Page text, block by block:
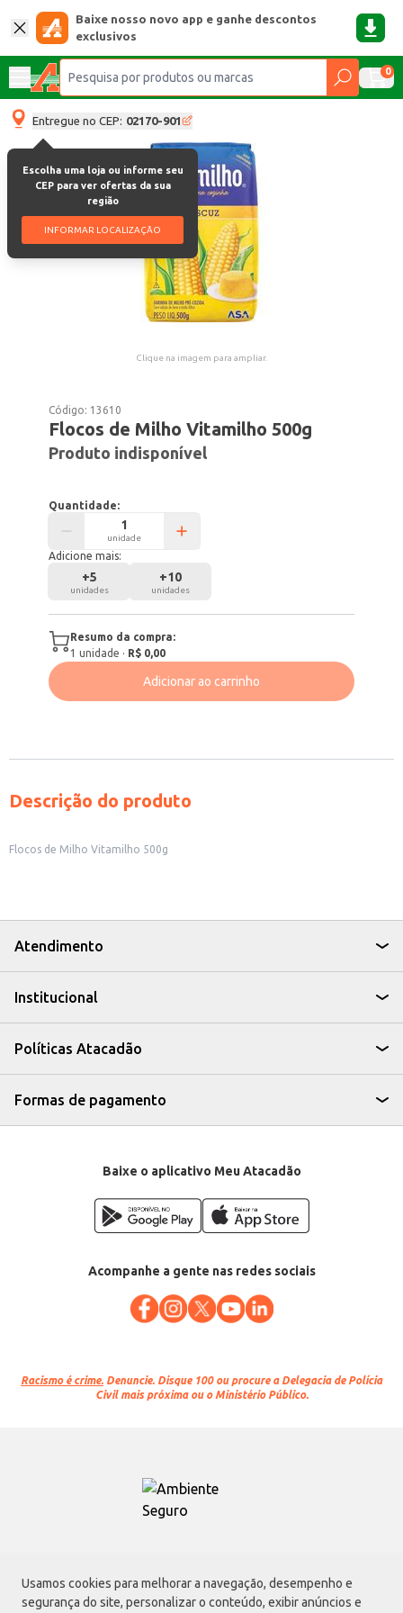
Usamos cookies para melhorar a navegação, desempenho e
segurança do site, personalizar o conteúdo, exibir anúncios e
Baixe nosso novo app e ganhe descontos
exclusivos
0
Entregue no CEP: 02170-901
Escolha uma loja ou informe seu
CEP para ver ofertas da sua
região
INFORMAR LOCALIZAÇÃO
Clique na imagem para ampliar.
Código: 13610
Flocos de Milho Vitamilho 500g
Produto indisponível
Quantidade:
unidade
Adicione mais:
+5
unidades
+10
unidades
Resumo da compra:
1 unidade · R$ 0,00
Adicionar ao carrinho
Descrição do produto
Flocos de Milho Vitamilho 500g
Atendimento
Institucional
Políticas Atacadão
Formas de pagamento
Baixe o aplicativo Meu Atacadão
Acompanhe a gente nas redes sociais
Racismo é crime. Denuncie. Disque 100 ou procure a Delegacia de Polícia
Civil mais próxima ou o Ministério Público.
Atacadão S.A.
Avenida Morvan Dias de Figueiredo, 6169, Vila Maria, São Paulo - SP | CEP
02170-901 | CNPJ: 75.315.333/0001-09